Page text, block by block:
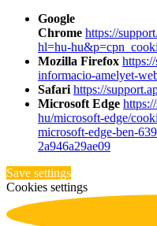
Google
Chrome https://
hl=hu-
Mozilla Firefox
informacio-amelyet-
Safari https://
Microsoft Edge
hu/microsoft-edge/
microsoft-edge-ben-
2a946a29ae09
Save settings
Cookies settings